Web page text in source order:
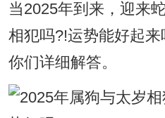
当2025年到来，迎来
相犯吗?!运势能好起
你们详细解答。